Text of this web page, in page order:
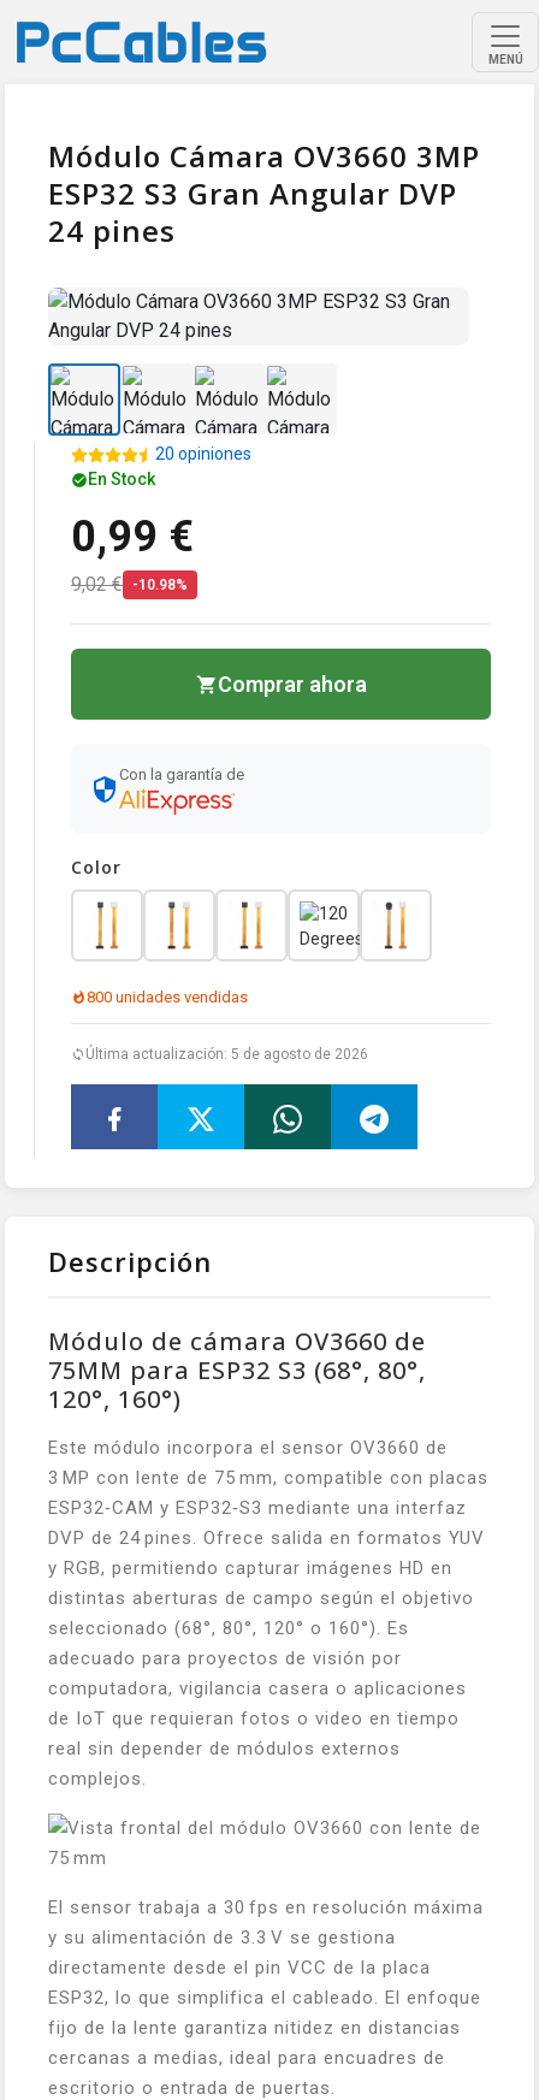
MENÚ
Módulo Cámara OV3660 3MP
ESP32 S3 Gran Angular DVP
24 pines
20 opiniones
En Stock
0,99 €
9,02 € -10.98%
Comprar ahora
Con la garantía de
Color
800 unidades vendidas
Última actualización: 5 de agosto de 2026
Descripción
Módulo de cámara OV3660 de
75MM para ESP32 S3 (68°, 80°,
120°, 160°)
Este módulo incorpora el sensor OV3660 de
3 MP con lente de 75 mm, compatible con placas
ESP32‑CAM y ESP32‑S3 mediante una interfaz
DVP de 24 pines. Ofrece salida en formatos YUV
y RGB, permitiendo capturar imágenes HD en
distintas aberturas de campo según el objetivo
seleccionado (68°, 80°, 120° o 160°). Es
adecuado para proyectos de visión por
computadora, vigilancia casera o aplicaciones
de IoT que requieran fotos o video en tiempo
real sin depender de módulos externos
complejos.
El sensor trabaja a 30 fps en resolución máxima
y su alimentación de 3.3 V se gestiona
directamente desde el pin VCC de la placa
ESP32, lo que simplifica el cableado. El enfoque
fijo de la lente garantiza nitidez en distancias
cercanas a medias, ideal para encuadres de
escritorio o entrada de puertas.